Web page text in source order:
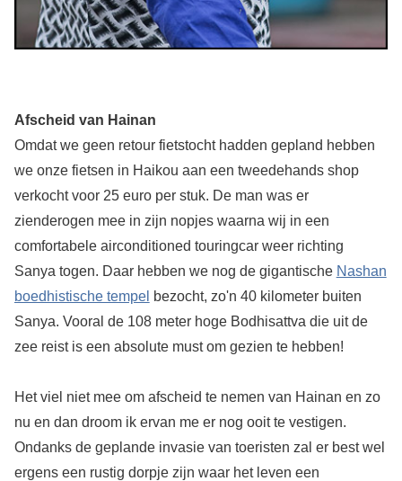
Afscheid van Hainan
Omdat we geen retour fietstocht hadden gepland hebben
we onze fietsen in Haikou aan een tweedehands shop
verkocht voor 25 euro per stuk. De man was er
zienderogen mee in zijn nopjes waarna wij in een
comfortabele airconditioned touringcar weer richting
Sanya togen. Daar hebben we nog de gigantische Nashan
boedhistische tempel bezocht, zo'n 40 kilometer buiten
Sanya. Vooral de 108 meter hoge Bodhisattva die uit de
zee reist is een absolute must om gezien te hebben!
Het viel niet mee om afscheid te nemen van Hainan en zo
nu en dan droom ik ervan me er nog ooit te vestigen.
Ondanks de geplande invasie van toeristen zal er best wel
ergens een rustig dorpje zijn waar het leven een